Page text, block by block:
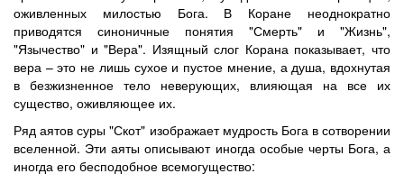
оживленных милостью Бога. В Коране неоднократно
приводятся синоничные понятия "Смерть" и "Жизнь",
"Язычество" и "Вера". Изящный слог Корана показывает, что
вера – это не лишь сухое и пустое мнение, а душа, вдохнутая
в безжизненное тело неверующих, влияющая на все их
существо, оживляющее их.
Ряд аятов суры "Скот" изображает мудрость Бога в сотворении
вселенной. Эти аяты описывают иногда особые черты Бога, а
иногда его бесподобное всемогущество: